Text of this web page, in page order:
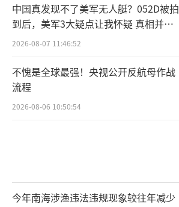
中国真发现不了美军无人艇？052D被拍
到后，美军3大疑点让我怀疑 真相并非
如此
2026-08-07 11:46:52
不愧是全球最强！央视公开反航母作战
流程
2026-08-06 10:50:54
今年南海涉渔违法违规现象较往年减少